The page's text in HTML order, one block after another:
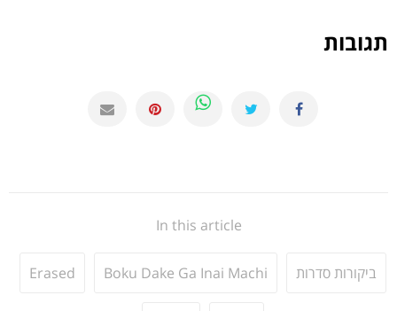
תגובות
In this article
ביקורות סדרות Boku Dake Ga Inai Machi
Erased